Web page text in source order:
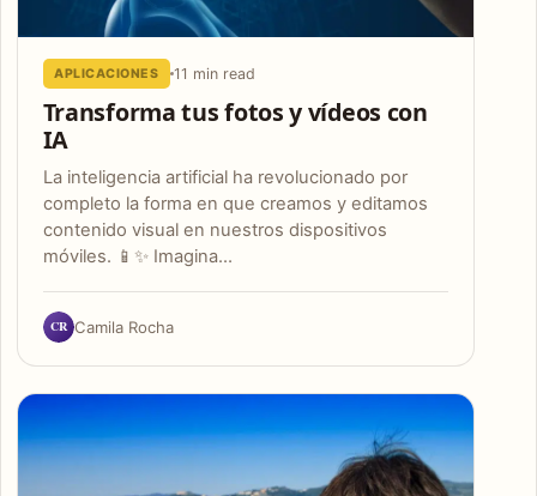
APLICACIONES 11 min read
Transforma tus fotos y vídeos con
IA
La inteligencia artificial ha revolucionado por
completo la forma en que creamos y editamos
contenido visual en nuestros dispositivos
móviles. 📱✨ Imagina…
CR Camila Rocha